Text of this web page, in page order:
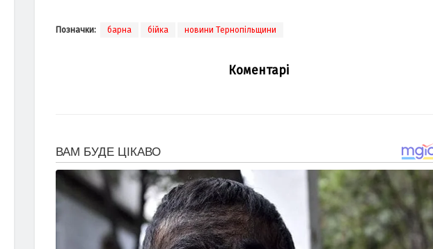
Позначки: барна бійка новини Тернопільщини
Коментарі